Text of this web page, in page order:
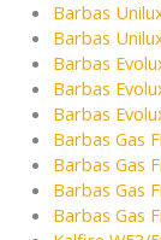
Barbas
Barbas
Barbas
Barbas
Barbas
Barbas Gas
Barbas Gas
Barbas Gas
Barbas Gas